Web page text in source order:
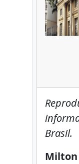
Brasil.
Milton